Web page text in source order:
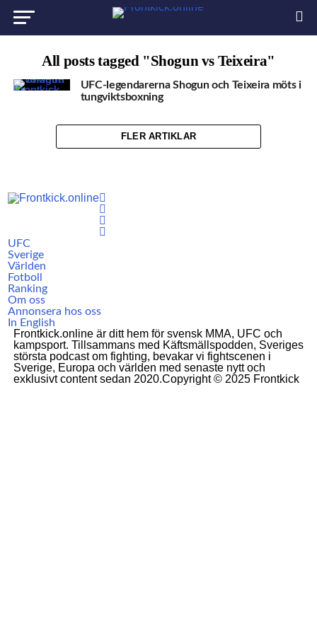
All posts tagged "Shogun vs Teixeira"
UFC-legendarerna Shogun och Teixeira möts i
tungviktsboxning
FLER ARTIKLAR
UFC
Sverige
Världen
Fotboll
Ranking
Om oss
Annonsera hos oss
In English
Frontkick.online är ditt hem för svensk MMA, UFC och
kampsport. Tillsammans med Käftsmällspodden, Sveriges
största podcast om fighting, bevakar vi fightscenen i
Sverige, Europa och världen med senaste nytt och
exklusivt content sedan 2020.Copyright © 2025 Frontkick